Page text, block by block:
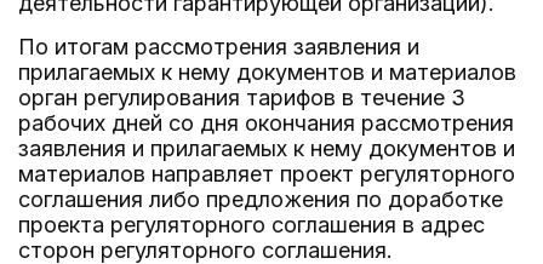
По итогам рассмотрения заявления и
прилагаемых к нему документов и материалов
орган регулирования тарифов в течение 3
рабочих дней со дня окончания рассмотрения
заявления и прилагаемых к нему документов и
материалов направляет проект регуляторного
соглашения либо предложения по доработке
проекта регуляторного соглашения в адрес
сторон регуляторного соглашения.